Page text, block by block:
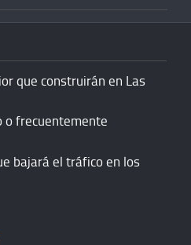
que construirán en Las
o frecuentemente
bajará el tráfico en los